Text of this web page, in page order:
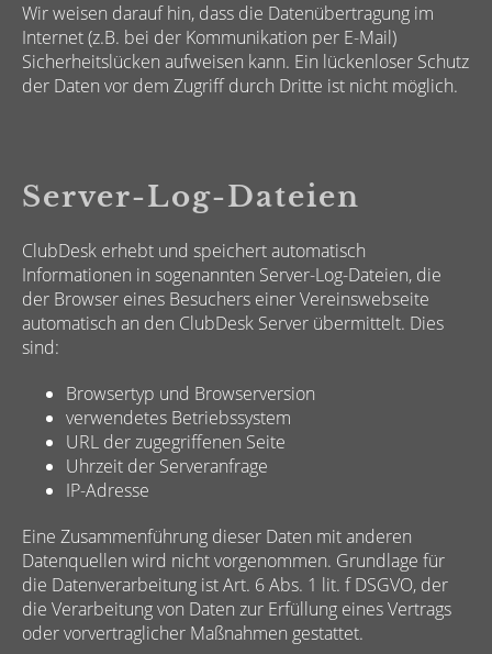
Wir weisen darauf hin, dass die Datenübertragung im
Internet (z.B. bei der Kommunikation per E-Mail)
Sicherheitslücken aufweisen kann. Ein lückenloser Schutz
der Daten vor dem Zugriff durch Dritte ist nicht möglich.
Server-Log-Dateien
ClubDesk erhebt und speichert automatisch
Informationen in sogenannten Server-Log-Dateien, die
der Browser eines Besuchers einer Vereinswebseite
automatisch an den ClubDesk Server übermittelt. Dies
sind:
Browsertyp und Browserversion
verwendetes Betriebssystem
URL der zugegriffenen Seite
Uhrzeit der Serveranfrage
IP-Adresse
Eine Zusammenführung dieser Daten mit anderen
Datenquellen wird nicht vorgenommen. Grundlage für
die Datenverarbeitung ist Art. 6 Abs. 1 lit. f DSGVO, der
die Verarbeitung von Daten zur Erfüllung eines Vertrags
oder vorvertraglicher Maßnahmen gestattet.